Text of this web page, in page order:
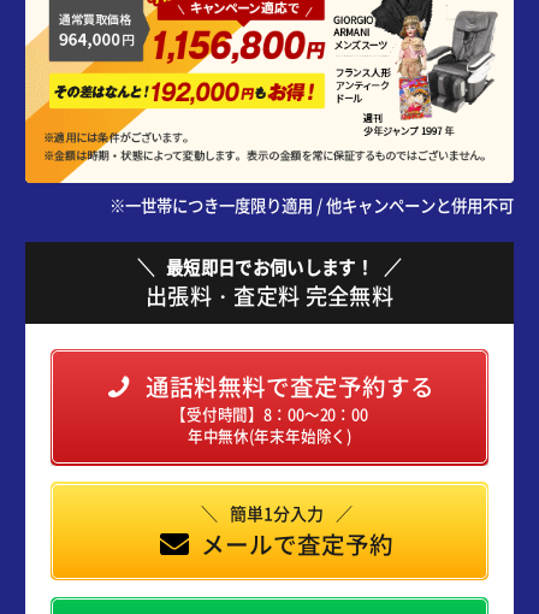
※一世帯につき一度限り適用 / 他キャンペーンと併用不可
最短即日でお伺いします！
出張料・査定料 完全無料
通話料無料で査定予約する
【受付時間】8：00～20：00
年中無休(年末年始除く)
簡単1分入力
メールで査定予約